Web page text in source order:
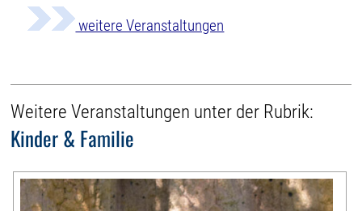
weitere Veranstaltungen
Weitere Veranstaltungen unter der Rubrik:
Kinder & Familie